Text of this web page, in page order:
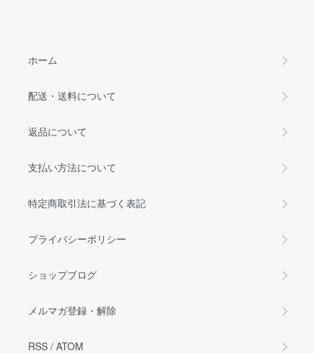
ホーム
配送・送料について
返品について
支払い方法について
特定商取引法に基づく表記
プライバシーポリシー
ショップブログ
メルマガ登録・解除
RSS / ATOM